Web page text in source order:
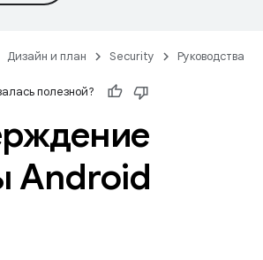
Дизайн и план Security Руководства
полезной?
Android